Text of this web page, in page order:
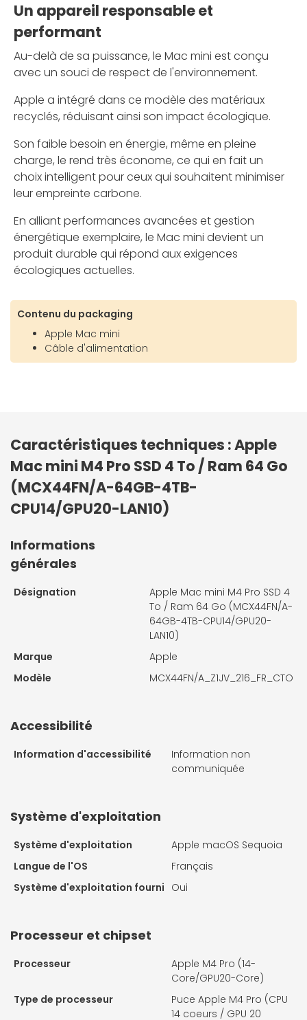
Un appareil responsable et
performant
Au-delà de sa puissance, le Mac mini est conçu
avec un souci de respect de l'environnement.
Apple a intégré dans ce modèle des matériaux
recyclés, réduisant ainsi son impact écologique.
Son faible besoin en énergie, même en pleine
charge, le rend très économe, ce qui en fait un
choix intelligent pour ceux qui souhaitent minimiser
leur empreinte carbone.
En alliant performances avancées et gestion
énergétique exemplaire, le Mac mini devient un
produit durable qui répond aux exigences
écologiques actuelles.
Contenu du packaging
Apple Mac mini
Câble d'alimentation
Caractéristiques techniques : Apple
Mac mini M4 Pro SSD 4 To / Ram 64 Go
(MCX44FN/A-64GB-4TB-
CPU14/GPU20-LAN10)
Informations
générales
Désignation
Apple Mac mini M4 Pro SSD 4
To / Ram 64 Go (MCX44FN/A-
64GB-4TB-CPU14/GPU20-
LAN10)
Marque
Apple
Modèle
MCX44FN/A_Z1JV_216_FR_CTO
Accessibilité
Information d'accessibilité
Information non
communiquée
Système d'exploitation
Système d'exploitation
Apple macOS Sequoia
Langue de l'OS
Français
Système d'exploitation fourni Oui
Processeur et chipset
Processeur
Apple M4 Pro (14-
Core/GPU20-Core)
Type de processeur
Puce Apple M4 Pro (CPU
14 coeurs / GPU 20